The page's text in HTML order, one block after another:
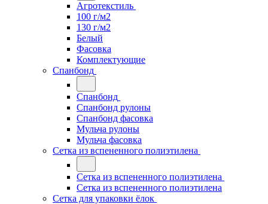
Агротекстиль
100 г/м2
130 г/м2
Белый
Фасовка
Комплектующие
Спанбонд
Спанбонд
Спанбонд рулоны
Спанбонд фасовка
Мульча рулоны
Мульча фасовка
Сетка из вспененного полиэтилена
Сетка из вспененного полиэтилена
Сетка из вспененного полиэтилена
Сетка для упаковки ёлок